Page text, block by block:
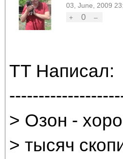
03, June, 2009
+
0 –
TT Написал:
> Озон -
> тысяч